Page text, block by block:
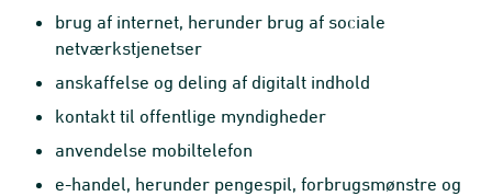
brug af internet, herunder brug af sociale
netværkstjenetser
anskaffelse og deling af digitalt indhold
kontakt til offentlige myndigheder
anvendelse mobiltelefon
e-handel, herunder pengespil, forbrugsmønstre og